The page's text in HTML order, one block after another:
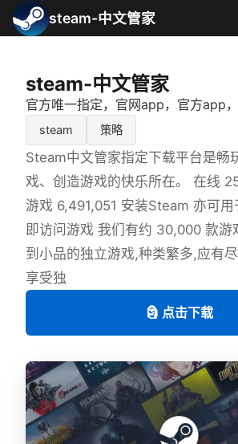
steam-中文管家
steam-中文管家
官方唯一指定，官网app，官方app
steam 策略
Steam中文管家指定下载平台是畅
戏、创造游戏的快乐所在。 在线
游戏 6,491,051 安装Steam 亦可
即访问游戏 我们有约 30,000 款游
到小品的独立游戏,种类繁多,应有
享受独
🗿 点击下载